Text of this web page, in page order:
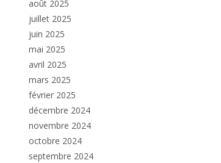
août 2025
juillet 2025
juin 2025
mai 2025
avril 2025
mars 2025
février 2025
décembre 2024
novembre 2024
octobre 2024
septembre 2024